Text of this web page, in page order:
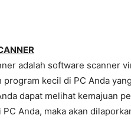
adalah software scanner
program kecil di PC Anda
dapat melihat kemajuan
Anda, maka akan